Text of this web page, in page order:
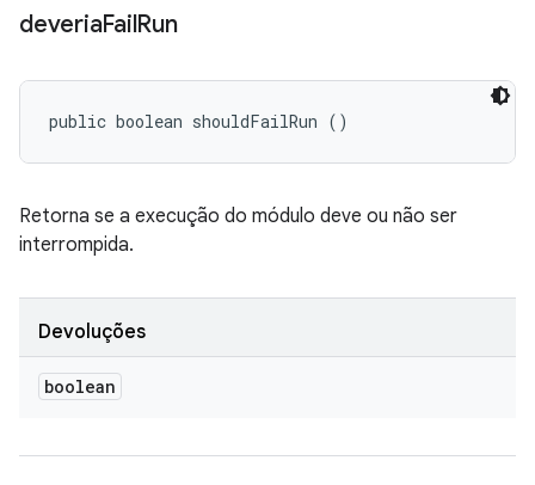
deveriaFailRun
public boolean shouldFailRun ()
Retorna se a execução do módulo deve ou não ser
interrompida.
Devoluções
boolean